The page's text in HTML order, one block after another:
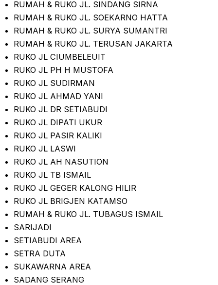
RUMAH & RUKO JL. SINDANG SIRNA
RUMAH & RUKO JL. SOEKARNO HATTA
RUMAH & RUKO JL. SURYA SUMANTRI
RUMAH & RUKO JL. TERUSAN JAKARTA
RUKO JL CIUMBELEUIT
RUKO JL PH H MUSTOFA
RUKO JL SUDIRMAN
RUKO JL AHMAD YANI
RUKO JL DR SETIABUDI
RUKO JL DIPATI UKUR
RUKO JL PASIR KALIKI
RUKO JL LASWI
RUKO JL AH NASUTION
RUKO JL TB ISMAIL
RUKO JL GEGER KALONG HILIR
RUKO JL BRIGJEN KATAMSO
RUMAH & RUKO JL. TUBAGUS ISMAIL
SARIJADI
SETIABUDI AREA
SETRA DUTA
SUKAWARNA AREA
SADANG SERANG